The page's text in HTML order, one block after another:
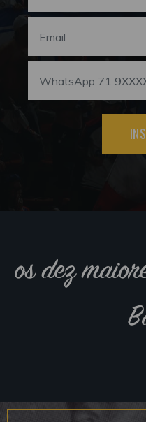
os dez